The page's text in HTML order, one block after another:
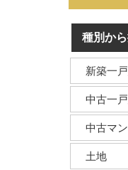
種別か
新築一
中古一
中古マ
土地